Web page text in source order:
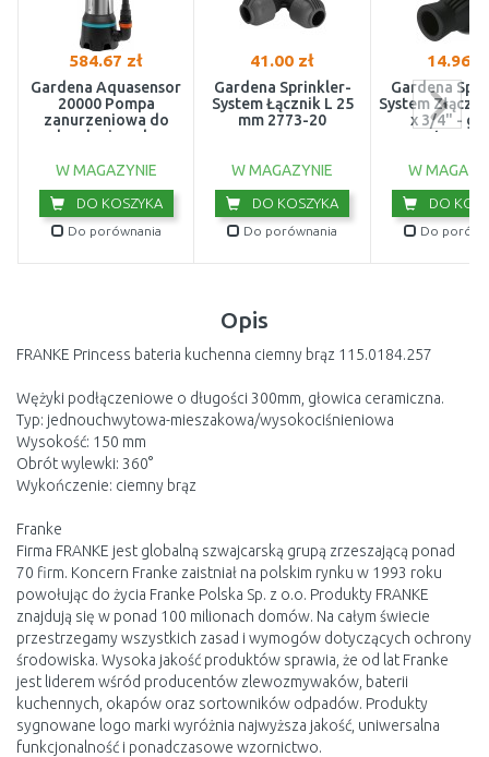
584.67 zł
Gardena Aquasensor
20000 Pompa
zanurzeniowa do
brudnej wody
9044-20
W MAGAZYNIE
DO KOSZYKA
Do porównania
41.00 zł
Gardena Sprinkler-
System Łącznik L 25
mm 2773-20
W MAGAZYNIE
DO KOSZYKA
Do porównania
14.96
Gardena
System
x 3/4" -
wewnętrzny
W
DO
Do
Opis
FRANKE Princess bateria kuchenna ciemny brąz 115.0184.257
Wężyki podłączeniowe o długości 300mm, głowica ceramiczna.
Typ: jednouchwytowa-mieszakowa/wysokociśnieniowa
Wysokość: 150 mm
Obrót wylewki: 360°
Wykończenie: ciemny brąz
Franke
Firma FRANKE jest globalną szwajcarską grupą zrzeszającą ponad
70 firm. Koncern Franke zaistniał na polskim rynku w 1993 roku
powołując do życia Franke Polska Sp. z o.o. Produkty FRANKE
znajdują się w ponad 100 milionach domów. Na całym świecie
przestrzegamy wszystkich zasad i wymogów dotyczących ochrony
środowiska. Wysoka jakość produktów sprawia, że od lat Franke
jest liderem wśród producentów zlewozmywaków, baterii
kuchennych, okapów oraz sortowników odpadów. Produkty
sygnowane logo marki wyróżnia najwyższa jakość, uniwersalna
funkcjonalność i ponadczasowe wzornictwo.